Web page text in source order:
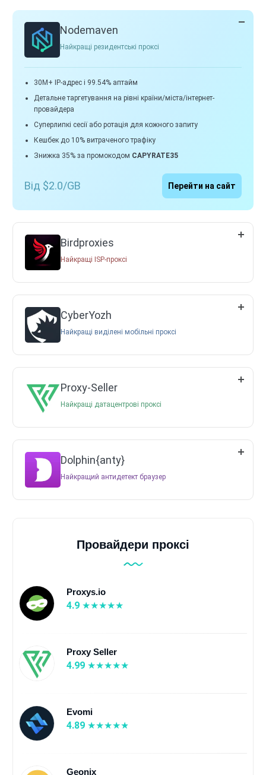
Nodemaven
Найкращі резидентські проксі
30M+ IP-адрес і 99.54% аптайм
Детальне таргетування на рівні країни/міста/інтернет-
провайдера
Суперлипкі сесії або ротація для кожного запиту
Кешбек до 10% витраченого трафіку
Знижка 35% за промокодом CAPYRATE35
Від $2.0/GB Перейти на сайт
Birdproxies
Найкращі ISP-проксі
CyberYozh
Найкращі виділені мобільні проксі
Proxy-Seller
Найкращі датацентрові проксі
Dolphin{anty}
Найкращий антидетект браузер
Провайдери проксі
Proxys.io
4.9
Proxy Seller
4.99
Evomi
4.89
Geonix